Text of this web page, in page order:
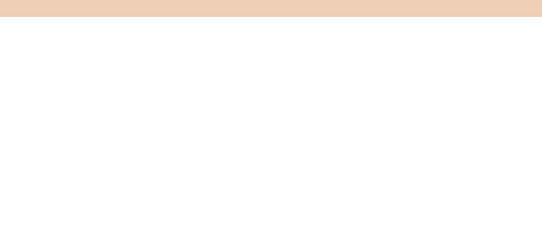
hierarquia institucional;